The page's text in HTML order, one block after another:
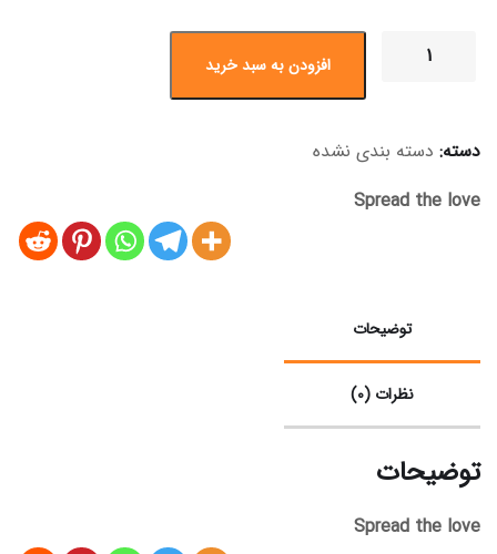
افزودن به سبد خرید
دسته: دسته بندی نشده
Spread the love
توضیحات
نظرات (0)
توضیحات
Spread the love